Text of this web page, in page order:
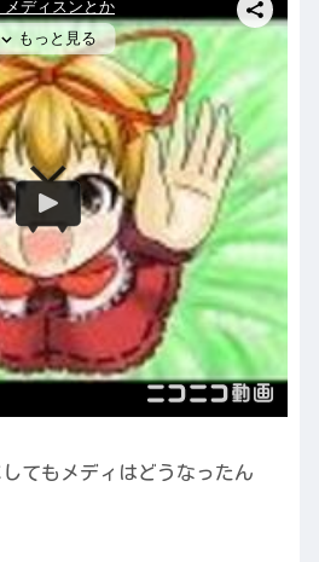
てもメディはどうなったん